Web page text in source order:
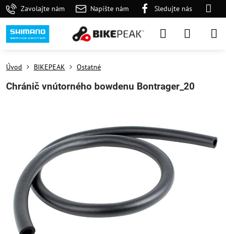
Zavolajte nám Napíšte nám Sledujte nás
Úvod BIKEPEAK Ostatné
Chránič vnútorného bowdenu Bontrager_20